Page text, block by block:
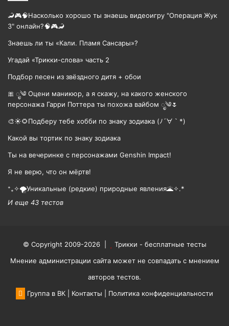
🦂🎮🧠Насколько хорошо ты знаешь видеоигру "Операция Жук
3" онлайн?🧠🎮🦂
Знаешь ли ты «Кали. Пламя Сансары»?
Угадай «Трикки-слова» часть 2
Подбор песен из звёздного дитя + обои
🎀 ೃ༄ Оцени маникюр, а я скажу, на какого женского
персонажа Гарри Поттера ты похожа вайбом ೃ༄🌷
🎨☀🌻Подберу тебе хобби по знаку зодиака (ﾉ´∀｀*)
Какой вы тортик по знаку зодиака
Ты на вечеринке с персонажами Genshin Impact!
Я не верю, что он мёртв!
⁺₊✧🌪️Уникальные (редкие) природные явления🌋✧.*
И еще 43 тестов
© Copyright 2009-2026 |
Трикки - бесплатные тесты
Мнение администрации сайта может не совпадать с мнением
авторов тестов.
Группа в ВК
Контакты Политика конфиденциальности